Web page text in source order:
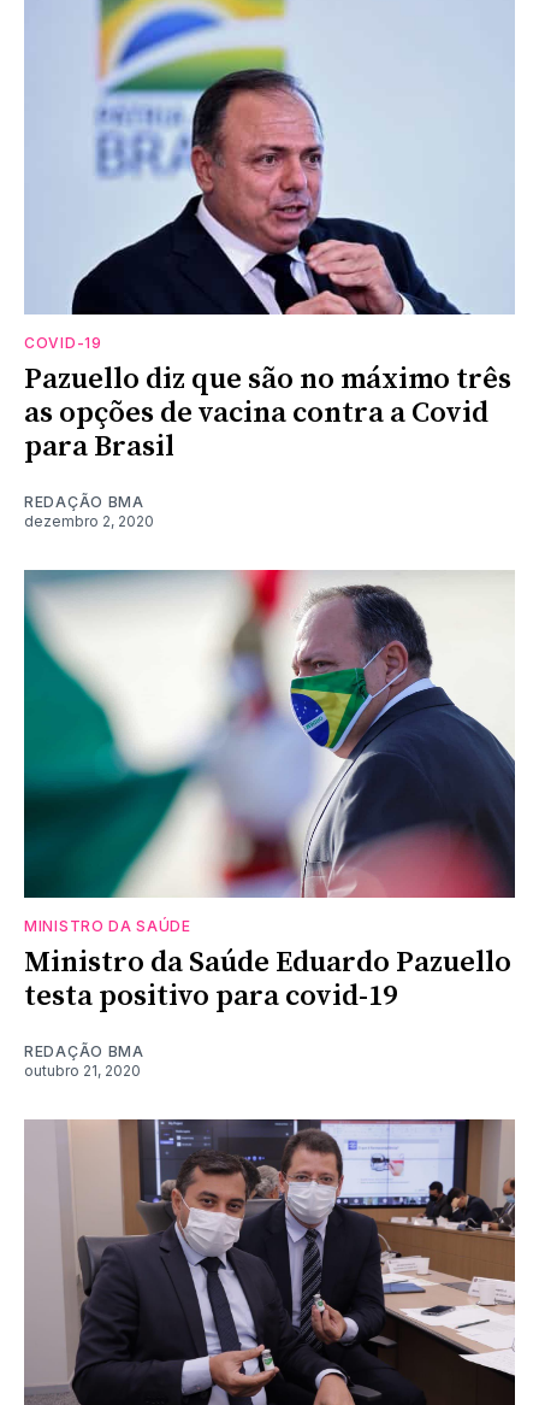
COVID-19
Pazuello diz que são no máximo três
as opções de vacina contra a Covid
para Brasil
REDAÇÃO BMA
dezembro 2, 2020
MINISTRO DA SAÚDE
Ministro da Saúde Eduardo Pazuello
testa positivo para covid-19
REDAÇÃO BMA
outubro 21, 2020